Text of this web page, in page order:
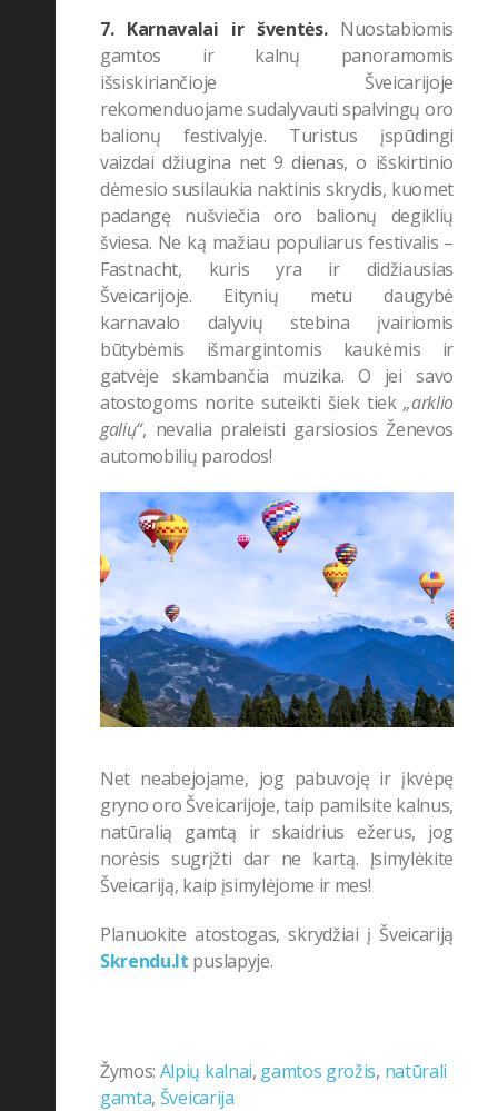
7. Karnavalai ir šventės. Nuostabiomis
gamtos ir kalnų panoramomis
išsiskiriančioje Šveicarijoje
rekomenduojame sudalyvauti spalvingų oro
balionų festivalyje. Turistus įspūdingi
vaizdaidžiugina net 9 dienas, o išskirtinio
dėmesio susilaukia naktinis skrydis, kuomet
padangę nušviečia oro balionų degiklių
šviesa. Ne ką mažiau populiarus festivalis –
Fastnacht, kuris yra ir didžiausias
Šveicarijoje. Eitynių metu daugybė
karnavalo dalyvių stebina įvairiomis
būtybėmis išmargintomis kaukėmis ir
gatvėje skambančia muzika. O jei savo
atostogoms norite suteikti šiek tiek„arklio
galių“, nevalia praleisti garsiosios Ženevos
automobilių parodos!
Net neabejojame, jog pabuvoję ir įkvėpę
gryno oro Šveicarijoje, taip pamilsite kalnus,
natūralią gamtą ir skaidrius ežerus, jog
norėsis sugrįžti dar ne kartą. Įsimylėkite
Šveicariją, kaip įsimylėjome ir mes!
Planuokite atostogas, skrydžiai į Šveicariją
Skrendu.lt puslapyje.
Žymos: Alpių kalnai, gamtos grožis, natūrali
gamta, Šveicarija